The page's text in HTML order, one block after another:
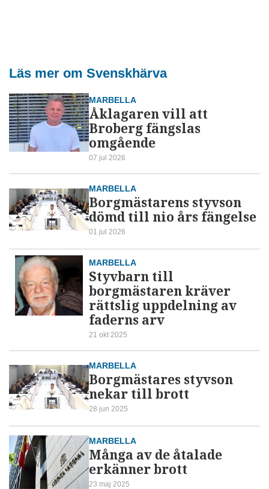
Läs mer om Svenskhärva
MARBELLA
Åklagaren vill att
Broberg fängslas
omgående
07 jul 2026
MARBELLA
Borgmästarens styvson
dömd till nio års fängelse
01 jul 2026
MARBELLA
Styvbarn till
borgmästaren kräver
rättslig uppdelning av
faderns arv
21 okt 2025
MARBELLA
Borgmästares styvson
nekar till brott
28 jun 2025
MARBELLA
Många av de åtalade
erkänner brott
23 maj 2025